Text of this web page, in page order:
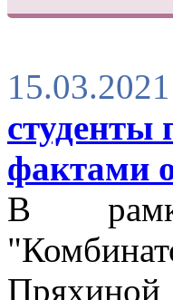
15.03.2021
студенты
фактами
В